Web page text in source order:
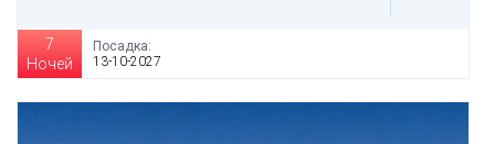
7
Ночей
Посадка:
13-10-2027